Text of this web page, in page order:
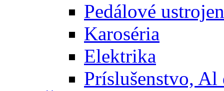
Pedálové
Karoséria
Elektrika
Príslušenstvo, Al